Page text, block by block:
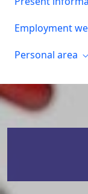
Employment
Personal area